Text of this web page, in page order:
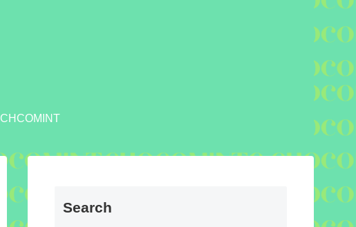
CHCOMINT
Search